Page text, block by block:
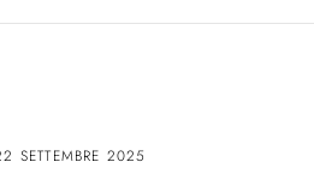
SETTEMBRE 2025